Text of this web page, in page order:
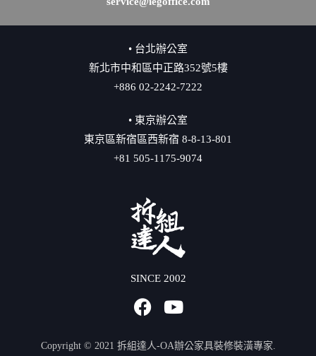
• 台北辦公室
新北市中和區中正路352號5樓
+886 02-2242-7222
• 東京辦公室
東京區新宿區西新宿 8-8-13-801
+81 505-1175-9074
SINCE 2002
Copyright © 2021 拆組達人-OA辦公家具裝修裝潢專家.